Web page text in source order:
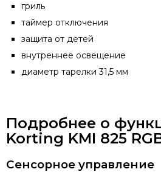
гриль
таймер отключения
защита от детей
внутреннее освещение
диаметр тарелки 31,5 мм
Подробнее о
Korting KMI 825
Сенсорное управление